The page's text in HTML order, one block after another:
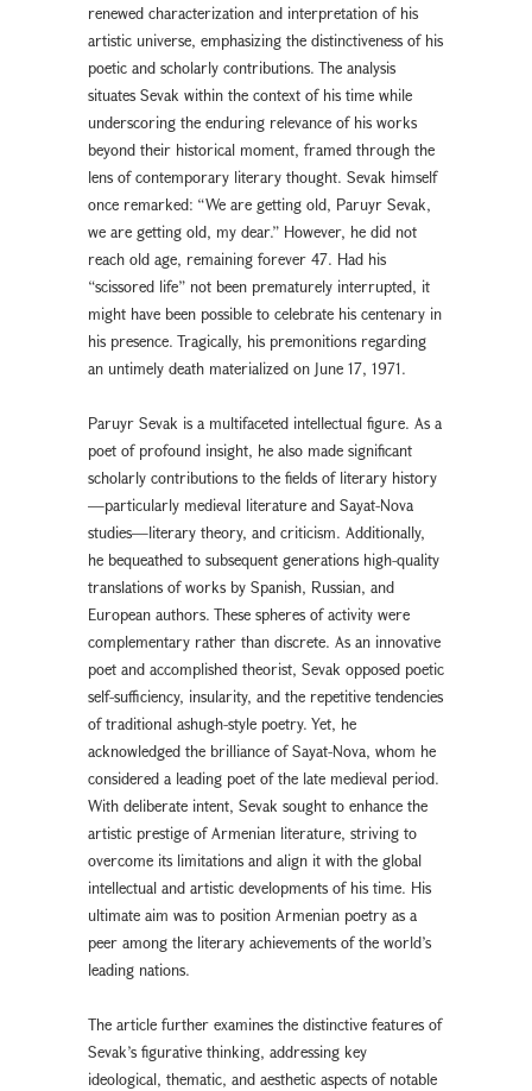
renewed characterization and interpretation of his
artistic universe, emphasizing the distinctiveness of his
poetic and scholarly contributions. The analysis
situates Sevak within the context of his time while
underscoring the enduring relevance of his works
beyond their historical moment, framed through the
lens of contemporary literary thought. Sevak himself
once remarked: “We are getting old, Paruyr Sevak,
we are getting old, my dear.” However, he did not
reach old age, remaining forever 47. Had his
“scissored life” not been prematurely interrupted, it
might have been possible to celebrate his centenary in
his presence. Tragically, his premonitions regarding
an untimely death materialized on June 17, 1971.
Paruyr Sevak is a multifaceted intellectual figure. As a
poet of profound insight, he also made significant
scholarly contributions to the fields of literary history
—particularly medieval literature and Sayat-Nova
studies—literary theory, and criticism. Additionally,
he bequeathed to subsequent generations high-quality
translations of works by Spanish, Russian, and
European authors. These spheres of activity were
complementary rather than discrete. As an innovative
poet and accomplished theorist, Sevak opposed poetic
self-sufficiency, insularity, and the repetitive tendencies
of traditional ashugh-style poetry. Yet, he
acknowledged the brilliance of Sayat-Nova, whom he
considered a leading poet of the late medieval period.
With deliberate intent, Sevak sought to enhance the
artistic prestige of Armenian literature, striving to
overcome its limitations and align it with the global
intellectual and artistic developments of his time. His
ultimate aim was to position Armenian poetry as a
peer among the literary achievements of the world’s
leading nations.
The article further examines the distinctive features of
Sevak’s figurative thinking, addressing key
ideological, thematic, and aesthetic aspects of notable